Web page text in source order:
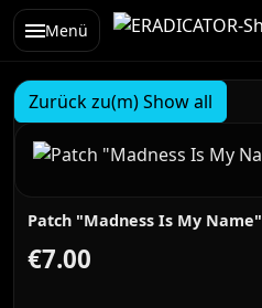
Menü
Zurück zu(m) Show all
Patch "Madness Is My Name"
€7.00